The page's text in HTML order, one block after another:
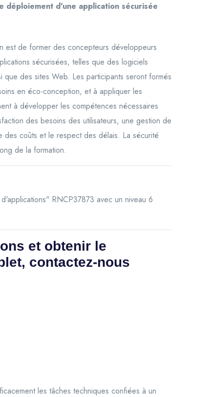
déploiement d'une application sécurisée
de former des concepteurs développeurs
sécurisées, telles que des logiciels
des sites Web. Les participants seront formés
en éco-conception, et à appliquer les
à développer les compétences nécessaires
des besoins des utilisateurs, une gestion de
coûts et le respect des délais. La sécurité
de la formation.
RNCP37873 avec un niveau 6
et obtenir le
contactez-nous
les tâches techniques confiées à un